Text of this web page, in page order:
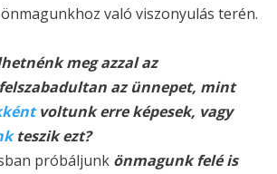
való viszonyulás terén.
meg azzal az
az ünnepet, mint
voltunk erre képesek, vagy
teszik ezt?
próbáljunk önmagunk felé is